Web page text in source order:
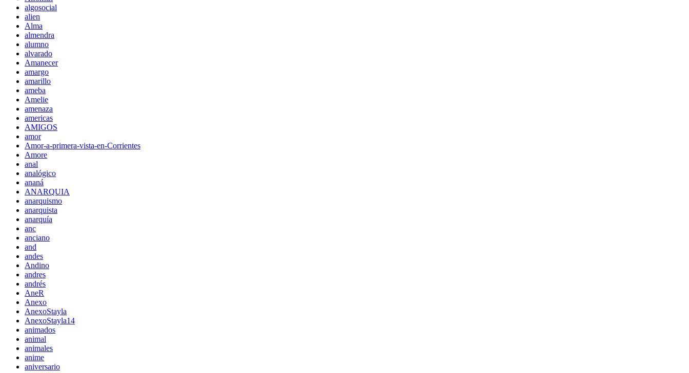
algosocial
alien
Alma
almendra
alumno
alvarado
Amanecer
amargo
amarillo
ameba
Amelie
amenaza
americas
AMIGOS
amor
Amor-a-primera-vista-en-Corrientes
Amore
anal
analógico
ananá
ANARQUIA
anarquismo
anarquista
anarquía
anc
anciano
and
andes
Andino
andres
andrés
AneR
Anexo
AnexoStayla
AnexoStayla14
animados
animal
animales
anime
aniversario